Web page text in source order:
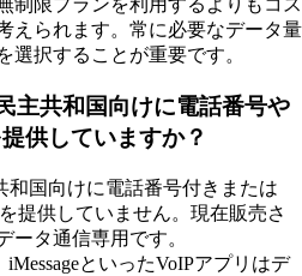
制限プランを利用するよりもコス
えられます。常に必要なデータ量
選択することが重要です。
主共和国向けに電話番号や
供していますか？
和国向けに電話番号付きまたは
提供していません。現在販売さ
ータ通信専用です。
iMessageといったVoIPアプリはデ